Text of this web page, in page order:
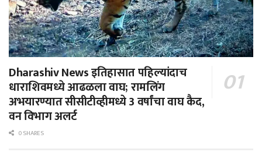
Dharashiv News इतिहासात पहिल्यांदाच
धाराशिवमध्ये आढळला वाघ; रामलिंग
अभयारण्यात सीसीटीव्हीमध्ये 3 वर्षांचा वाघ कैद,
वन विभाग अलर्ट
0 SHARES